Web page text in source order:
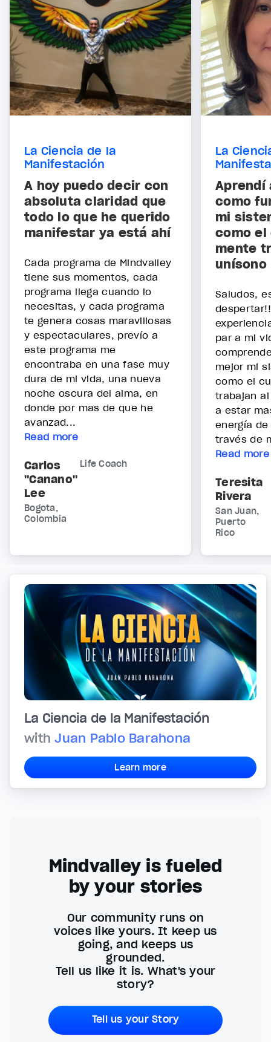
La Ciencia de la
Manifestación
A hoy puedo decir con
absoluta claridad que
todo lo que he querido
manifestar ya está ahí
Cada programa de Mindvalley
tiene sus momentos, cada
programa llega cuando lo
necesitas, y cada programa
te genera cosas maravillosas
y espectaculares, prevío a
este programa me
encontraba en una fase muy
dura de mi vida, una nueva
noche oscura del alma, en
donde por mas de que he
avanzad...
Read more
Carlos
"Canano"
Lee
Life Coach
Bogota,
Colombia
La
Aprendí
como
mi
como el
mente
unísono
Saludos,
par a mi
mejor mi
como el
trabajan
a estar
energía
través de
Read more
Teresita
Rivera
San Juan,
Puerto
Rico
La Ciencia de la Manifestación
withJuan Pablo Barahona
Learn more
Mindvalley is fueled
by your stories
Our community runs on
voices like yours. It keep us
going, and keeps us
grounded.
Tell us like it is. What's your
story?
Tell us your Story